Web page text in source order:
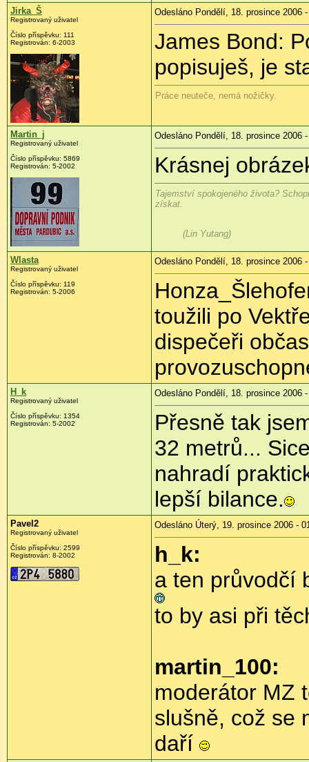
Jirka_Š
Registrovaný uživatel
Číslo příspěvku: 111
Registrován: 6-2003
Odesláno Pondělí, 18. prosince 2006
James Bond:
popisuješ, je
Práce neuteče, nemá nožičky.
Martin_j
Registrovaný uživatel
Číslo příspěvku: 5869
Registrován: 5-2002
Odesláno Pondělí, 18. prosince 2006
Krásnej
Tajemství spokojeného života?
získat.
(Lin Yutang)
Wlasta
Registrovaný uživatel
Číslo příspěvku: 119
Registrován: 5-2006
Odesláno Pondělí, 18. prosince 2006
toužili po
dispečeři
H_k
Registrovaný uživatel
Číslo příspěvku: 1354
Registrován: 5-2002
Odesláno Pondělí, 18. prosince 2006
Přesně tak
32 metrů...
nahradí
lepší bilance.
Pavel2
Registrovaný uživatel
Číslo příspěvku: 2599
Registrován: 8-2002
Odesláno Úterý, 19. prosince 2006 -
h_k:
a ten průvodčí
to by asi při
martin_100:
moderátor MZ
slušně, což se
daří